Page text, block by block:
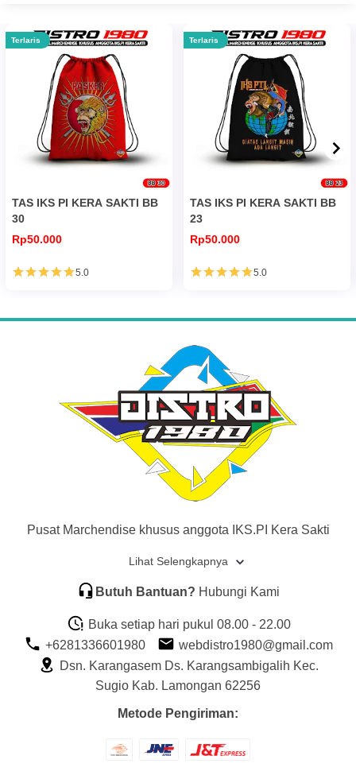
Terlaris
TAS IKS PI KERA SAKTI BB
30
Rp50.000
5.0
Terlaris
TAS IKS PI KERA SAKTI BB
23
Rp50.000
5.0
Pusat Marchendise khusus anggota IKS.PI Kera Sakti
Lihat Selengkapnya
Butuh Bantuan? Hubungi Kami
Buka setiap hari pukul 08.00 - 22.00
+6281336601980
webdistro1980@gmail.com
Dsn. Karangasem Ds. Karangsambigalih Kec.
Sugio Kab. Lamongan 62256
Metode Pengiriman: